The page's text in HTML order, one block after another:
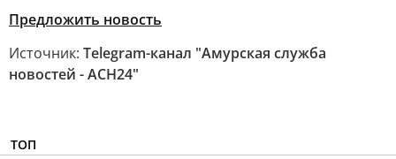
Предложить новость
Источник: Telegram-канал "Амурская служба
новостей - АСН24"
ТОП